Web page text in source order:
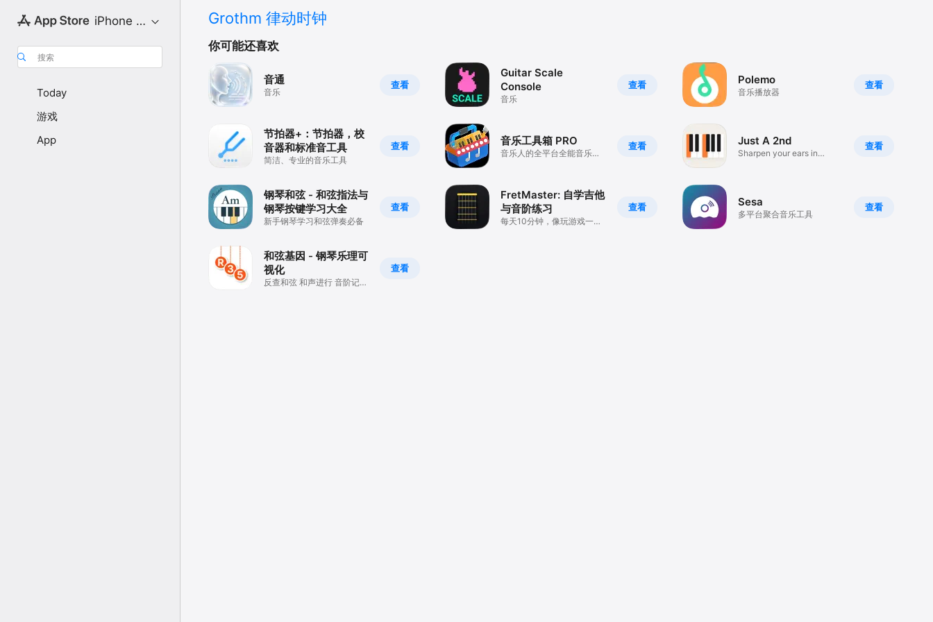
iPhone 专区
搜索
Today
游戏
App
Grothm 律动时钟
你可能还喜欢
查看
音通
音乐
查看
Guitar Scale
Console
音乐
查看
Polemo
音乐播放器
查看
节拍器+：节拍器，校
音器和标准音工具
简洁、专业的音乐工具
查看
音乐工具箱 PRO
音乐人的全平台全能音乐工
查看
Just A 2nd
Sharpen your ears in
查看
钢琴和弦 - 和弦指法与
钢琴按键学习大全
新手钢琴学习和弦弹奏必备
查看
FretMaster: 自学吉他
与音阶练习
每天10分钟，像玩游戏一样
查看
Sesa
多平台聚合音乐工具
查看
和弦基因 - 钢琴乐理可
视化
反查和弦 和声进行 音阶记忆